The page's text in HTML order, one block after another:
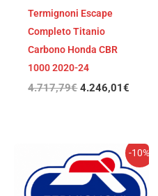
Termignoni Escape
Completo Titanio
Carbono Honda CBR
1000 2020-24
4.717,79€ 4.246,01€
-10%
precio
original
era:
El
precio
actual
es: